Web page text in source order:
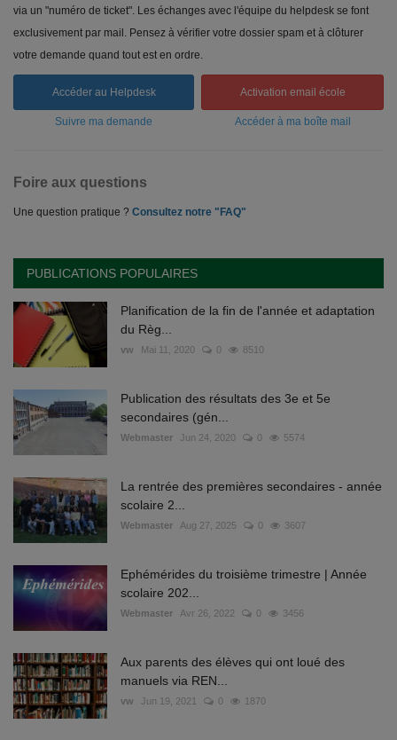
via un "numéro de ticket". Les échanges avec l'équipe du helpdesk se font
exclusivement par mail. Pensez à vérifier votre dossier spam et à clôturer
votre demande quand tout est en ordre.
Accéder au Helpdesk Activation email école
Suivre ma demande Accéder à ma boîte mail
Foire aux questions
Une question pratique ? Consultez notre "FAQ"
PUBLICATIONS POPULAIRES
Planification de la fin de l'année et adaptation
du Règ...
vw Mai 11, 2020 0 8510
Publication des résultats des 3e et 5e
secondaires (gén...
Webmaster Jun 24, 2020 0 5574
La rentrée des premières secondaires - année
scolaire 2...
Webmaster Aug 27, 2025 0 3607
Ephémérides du troisième trimestre | Année
scolaire 202...
Webmaster Avr 26, 2022 0 3456
Aux parents des élèves qui ont loué des
manuels via REN...
vw Jun 19, 2021 0 1870